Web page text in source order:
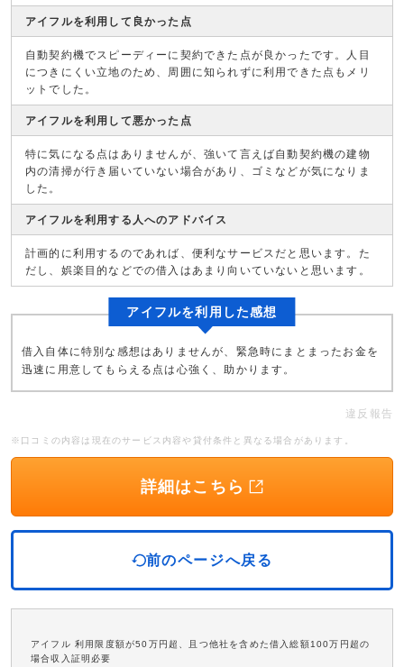
アイフルを利用して良かった点
自動契約機でスピーディーに契約できた点が良かったです。人目
につきにくい立地のため、周囲に知られずに利用できた点もメリ
ットでした。
アイフルを利用して悪かった点
特に気になる点はありませんが、強いて言えば自動契約機の建物
内の清掃が行き届いていない場合があり、ゴミなどが気になりま
した。
アイフルを利用する人へのアドバイス
計画的に利用するのであれば、便利なサービスだと思います。た
だし、娯楽目的などでの借入はあまり向いていないと思います。
アイフルを利用した感想
借入自体に特別な感想はありませんが、緊急時にまとまったお金を
迅速に用意してもらえる点は心強く、助かります。
違反報告
※口コミの内容は現在のサービス内容や貸付条件と異なる場合があります。
詳細はこちら
前のページへ戻る
アイフル 利用限度額が50万円超、且つ他社を含めた借入総額100万円超の
場合収入証明必要